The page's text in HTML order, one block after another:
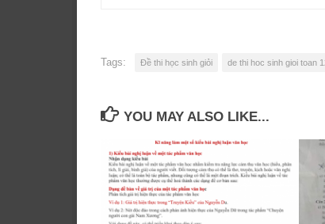
Tags: Đề thi học sinh giỏi de thi hoc sinh gioi toan
YOU MAY ALSO LIKE...